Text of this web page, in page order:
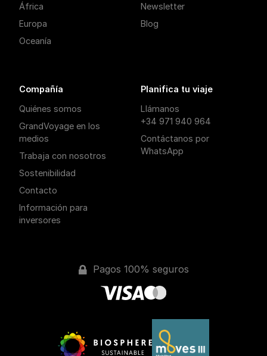
África
Europa
Oceanía
Newsletter
Blog
Compañía
Quiénes somos
GrandVoyage en los
medios
Trabaja con nosotros
Sostenibilidad
Contacto
Información para
inversores
Planifica tu viaje
Llámanos
+34 971 940 964
Contáctanos por
WhatsApp
Pagos 100% seguros